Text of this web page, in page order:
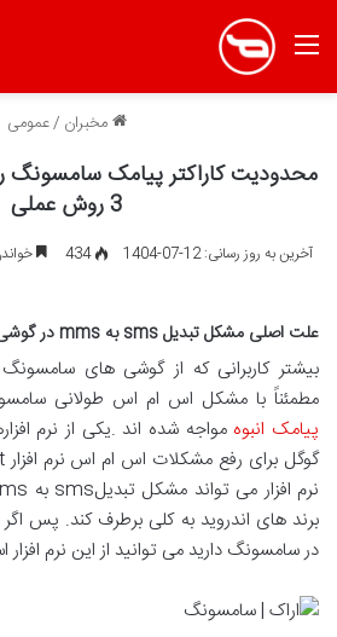
منو
مخبران /عمومی
محدودیت کاراکتر پیامک سامسونگ
3 روش عملی
آخرین به روز رسانی: 12-07-1404 434 خواندن
علت اصلی مشکل تبدیل sms به mms در گوشی سامسونگ
بیشتر کاربرانی که از گوشی های
مطمئناً با مشکل اس ام اس طولانی
پیامک انبوه مواجه شده اند .یکی از نرم
برند های اندروید به کلی برطرف کند. پس
در سامسونگ دارید می توانید از این نرم افزار